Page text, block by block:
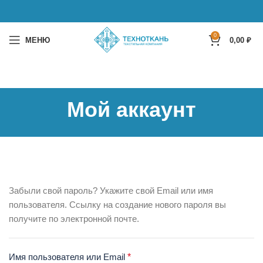
МЕНЮ
0
0,00₽
Мой аккаунт
Забыли свой пароль? Укажите свой Email или имя
пользователя. Ссылку на создание нового пароля вы
получите по электронной почте.
Имя пользователя или Email *Обязательно